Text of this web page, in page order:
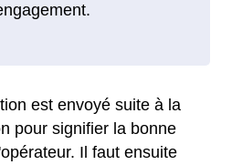
est envoyé suite à la
pour signifier la bonne
Il faut ensuite